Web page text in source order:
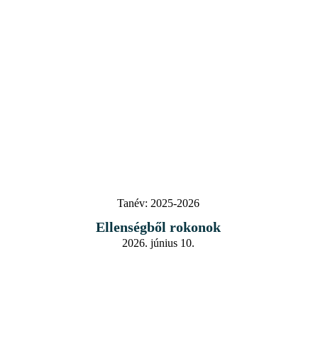
Tanév: 2025-2026
Ellenségből rokonok
2026. június 10.